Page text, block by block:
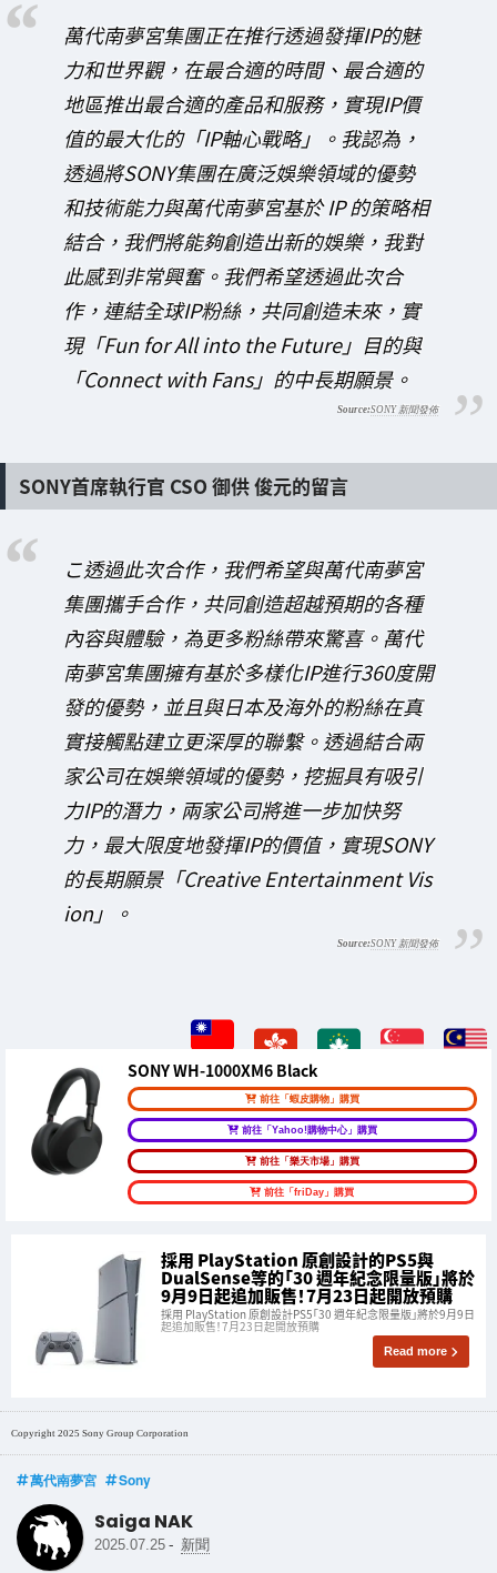
萬代南夢宮集團正在推行透過發揮IP的魅
力和世界觀，在最合適的時間、最合適的
地區推出最合適的產品和服務，實現IP價
值的最大化的「IP軸心戰略」。我認為，
透過將SONY集團在廣泛娛樂領域的優勢
和技術能力與萬代南夢宮基於 IP 的策略相
結合，我們將能夠創造出新的娛樂，我對
此感到非常興奮。我們希望透過此次合
作，連結全球IP粉絲，共同創造未來，實
現「Fun for All into the Future」目的與
「Connect with Fans」的中長期願景。
SONY 新聞發佈
SONY首席執行官 CSO 御供 俊元的留言
こ透過此次合作，我們希望與萬代南夢宮
集團攜手合作，共同創造超越預期的各種
內容與體驗，為更多粉絲帶來驚喜。萬代
南夢宮集團擁有基於多樣化IP進行360度開
發的優勢，並且與日本及海外的粉絲在真
實接觸點建立更深厚的聯繫。透過結合兩
家公司在娛樂領域的優勢，挖掘具有吸引
力IP的潛力，兩家公司將進一步加快努
力，最大限度地發揮IP的價值，實現SONY
的長期願景「Creative Entertainment Vis
ion」。
SONY 新聞發佈
SONY WH-1000XM6 Black
前往「蝦皮購物」購買
前往「Yahoo!購物中心」購買
前往「樂天市場」購買
前往「friDay」購買
採用 PlayStation 原創設計的PS5與
DualSense等的「30 週年紀念限量版」將於
9月9日起追加販售！7月23日起開放預購
採用 PlayStation 原創設計PS5「30 週年紀念限量版」將於9月9日
起追加販售！7月23日起開放預購
Read more
Copyright 2025 Sony Group Corporation
萬代南夢宮 Sony
Saiga NAK
2025.07.25 - 新聞